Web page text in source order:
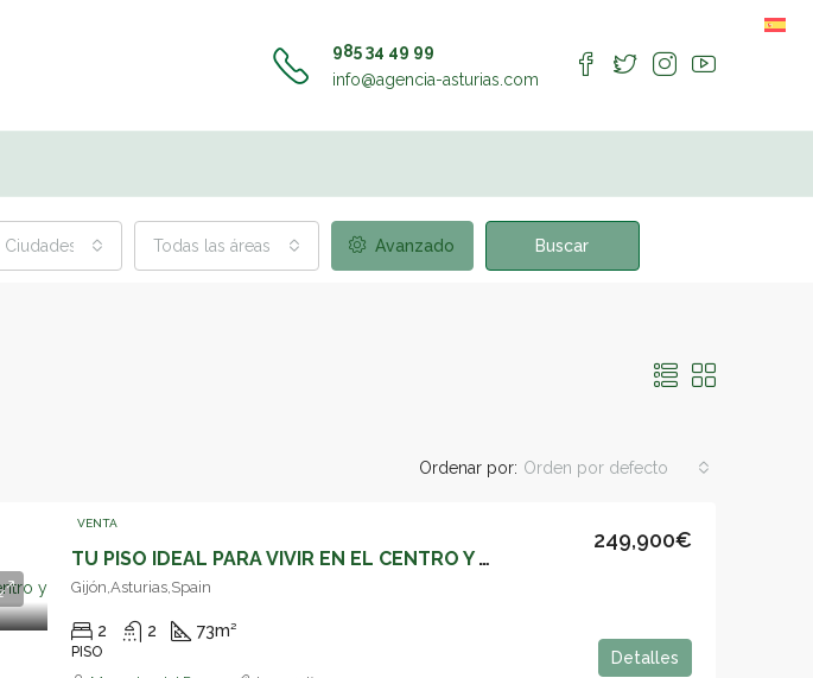
985 34 49 99
info@agencia-asturias.com
Todas las áreas Avanzado Buscar
Ordenar por: Orden por defecto
VENTA
TU PISO IDEAL PARA VIVIR EN EL CENTRO Y CON TERRAZA – 05187
249,900€
Gijón,Asturias,Spain
2 2 73m²
PISO Detalles